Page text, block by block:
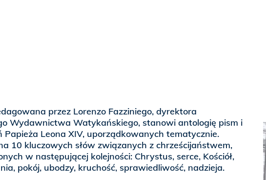
przez Lorenzo Fazziniego, dyrektora
Wydawnictwa Watykańskiego, stanowi antologię pism i
Papieża Leona XIV, uporządkowanych tematycznie.
10 kluczowych słów związanych z chrześcijaństwem,
w następującej kolejności: Chrystus, serce, Kościół,
pokój, ubodzy, kruchość, sprawiedliwość, nadzieja.